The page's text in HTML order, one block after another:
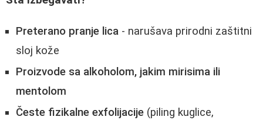
Preterano pranje lica - narušava prirodni zaštitni
sloj kože
Proizvode sa alkoholom, jakim mirisima ili
mentolom
Česte fizikalne exfolijacije (piling kuglice,